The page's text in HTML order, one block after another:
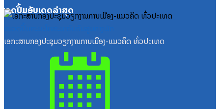
ດປື້ມອັບເດດລ່າສຸດ
ເອກະສານກອງປະຊຸມວຽກງານການເມືອງ-ແນວຄິດ ທົ່ວປະເທດ